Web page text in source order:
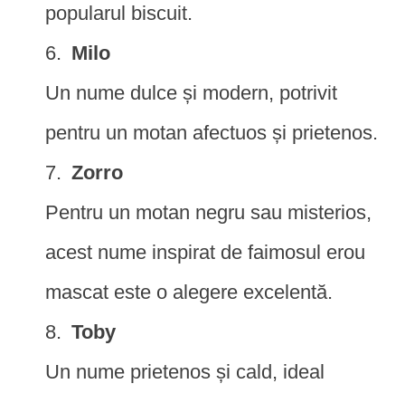
popularul biscuit.
Milo
Un nume dulce și modern, potrivit
pentru un motan afectuos și prietenos.
Zorro
Pentru un motan negru sau misterios,
acest nume inspirat de faimosul erou
mascat este o alegere excelentă.
Toby
Un nume prietenos și cald, ideal